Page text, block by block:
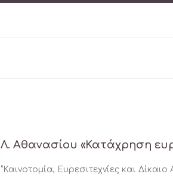
Λ. Αθανασίου «Κατάχρηση
“Καινοτομία, Ευρεσιτεχνίες και